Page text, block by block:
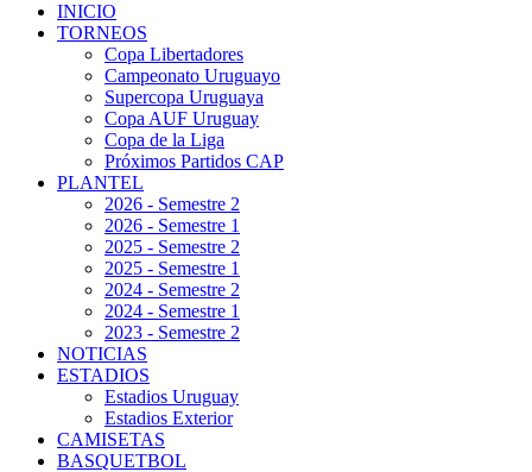
INICIO
TORNEOS
Copa Libertadores
Campeonato Uruguayo
Supercopa Uruguaya
Copa AUF Uruguay
Copa de la Liga
Próximos Partidos CAP
PLANTEL
2026 - Semestre 2
2026 - Semestre 1
2025 - Semestre 2
2025 - Semestre 1
2024 - Semestre 2
2024 - Semestre 1
2023 - Semestre 2
NOTICIAS
ESTADIOS
Estadios Uruguay
Estadios Exterior
CAMISETAS
BASQUETBOL